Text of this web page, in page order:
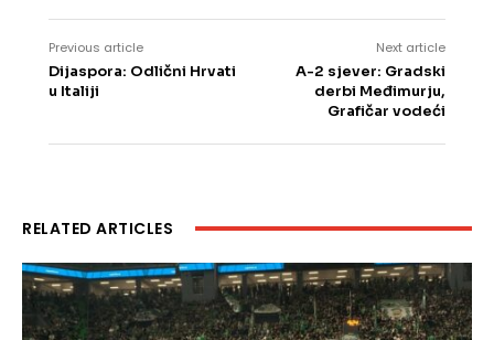
Previous article
Dijaspora: Odlični Hrvati
u Italiji
Next article
A-2 sjever: Gradski
derbi Međimurju,
Grafičar vodeći
RELATED ARTICLES